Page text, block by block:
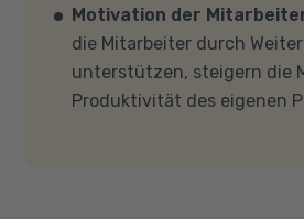
und -einstellungen (Anti-
Firewalls etc.) die Verbindung
nicht blockieren. Bitte
dass für eine reibungslose
Motivation der
die Mitarbeiter durch
unterstützen, steigern die
Produktivität des eigenen